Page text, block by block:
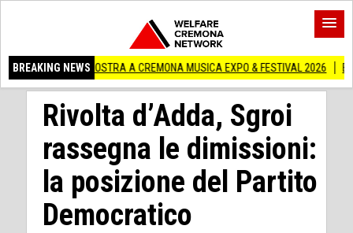
BREAKING NEWS
IN MOSTRA A CREMONA MUSICA EXPO & FESTIVAL 2026 Edilizia
Rivolta d’Adda, Sgroi
rassegna le dimissioni:
la posizione del Partito
Democratico